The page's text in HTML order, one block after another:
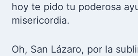
hoy te pido tu poderosa
misericordia.
Oh, San Lázaro, por la